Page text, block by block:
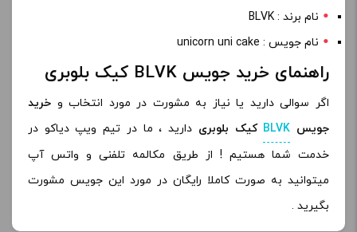
نام برند : BLVK
نام جویس : unicorn uni cake
راهنمای خرید جویس BLVK کیک بلوبری
اگر سوالی دارید یا نیاز به مشورت در مورد انتخاب و خرید
جویس BLVK کیک بلوبری دارید ، ما در تیم ویپ دیاکو در
خدمت شما هستیم ! از طریق مکالمه تلفنی و واتس آپ
میتوانید به صورت کاملا رایگان در مورد این جویس مشورت
بگیرید .